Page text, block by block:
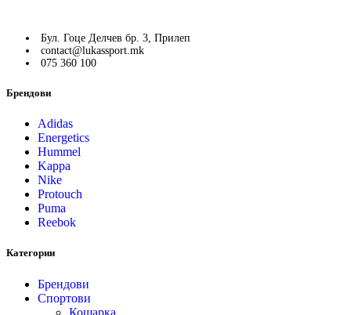
Бул. Гоце Делчев бр. 3, Прилеп
contact@lukassport.mk
075 360 100
Брендови
Adidas
Energetics
Hummel
Kappa
Nike
Protouch
Puma
Reebok
Категории
Брендови
Спортови
Кошарка